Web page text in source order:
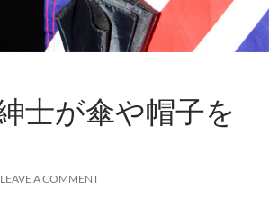
士が傘や帽子を
LEAVE A COMMENT